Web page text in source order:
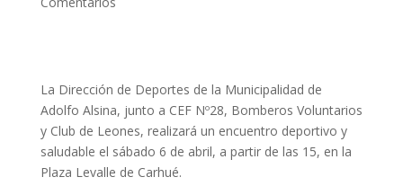
La Dirección de Deportes de la Municipalidad de
Adolfo Alsina, junto a CEF Nº28, Bomberos Voluntarios
y Club de Leones, realizará un encuentro deportivo y
saludable el sábado 6 de abril, a partir de las 15, en la
Plaza Levalle de Carhué.